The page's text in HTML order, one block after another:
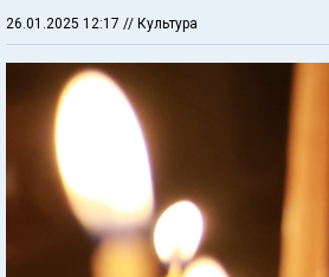
26.01.2025 12:17 // Культура